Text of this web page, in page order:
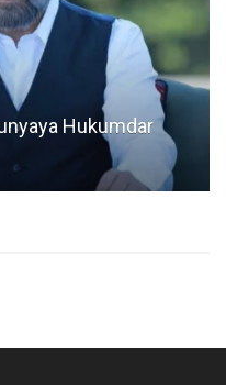
Hukumdar